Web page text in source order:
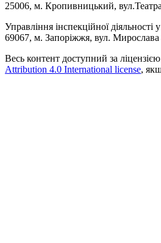
25006, м. Кропивницький,
Управління інспекційної діяльності
69067, м. Запоріжжя, вул.
Весь контент доступний за ліцензією
Attribution 4.0 International license,